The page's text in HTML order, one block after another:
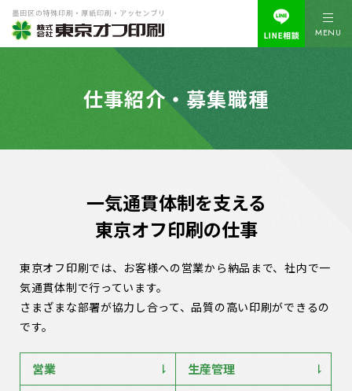
MENU
仕事紹介・募集職種
一気通貫体制を支える
東京オフ印刷の仕事
東京オフ印刷では、お客様への営業から納品まで、社内で一
気通貫体制で行っています。
さまざまな部署が協力し合って、品質の高い印刷ができるの
です。
営業
生産管理